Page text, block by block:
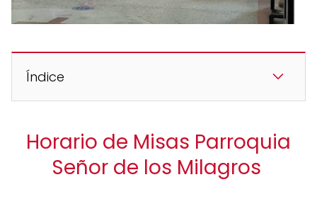
Índice
Horario de Misas Parroquia
Señor de los Milagros